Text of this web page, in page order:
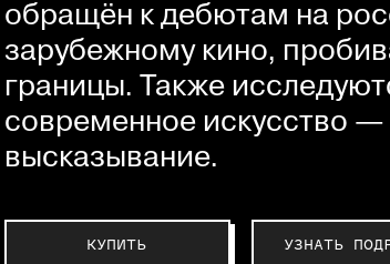
обращён к дебютам на
зарубежному кино,
границы. Также
современное искусство
высказывание.
КУПИТЬ УЗНАТЬ